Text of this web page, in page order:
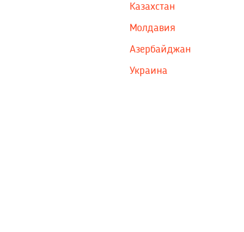
Казахстан
Молдавия
Азербайджан
Украина